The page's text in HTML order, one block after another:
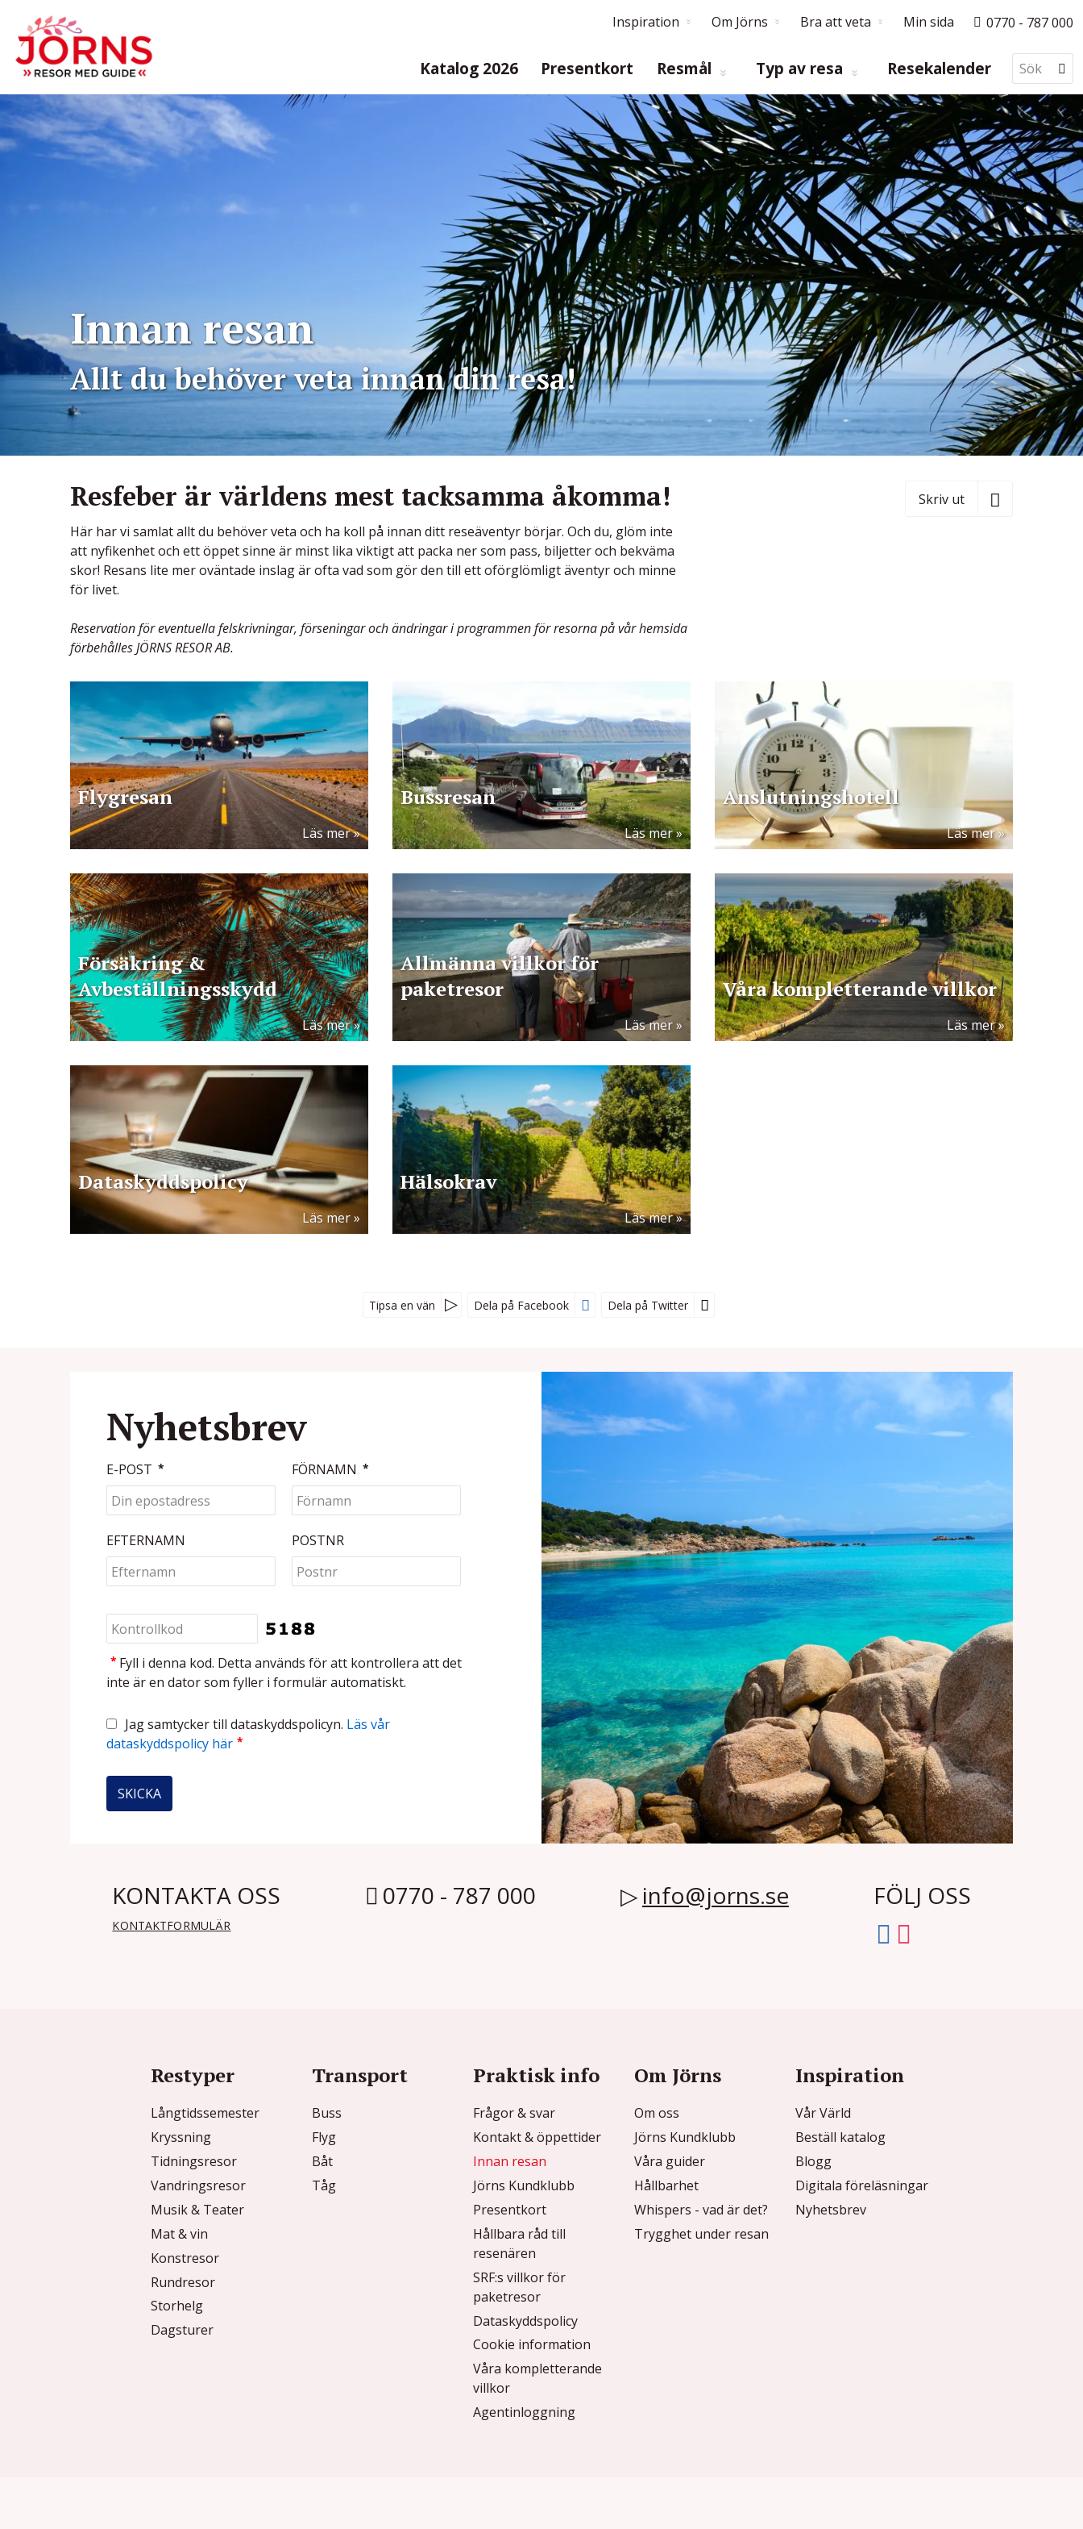
Inspiration Om Jörns Bra att veta Min sida 0770 - 787 000
Katalog 2026 Presentkort Resmål Typ av resa Resekalender
Innan resan
Allt du behöver veta innan din resa!
Resfeber är världens mest tacksamma åkomma!
Här har vi samlat allt du behöver veta och ha koll på innan ditt reseäventyr börjar. Och du, glöm inte
att nyfikenhet och ett öppet sinne är minst lika viktigt att packa ner som pass, biljetter och bekväma
skor! Resans lite mer oväntade inslag är ofta vad som gör den till ett oförglömligt äventyr och minne
för livet.
Reservation för eventuella felskrivningar, förseningar och ändringar i programmen för resorna på vår hemsida
förbehålles JÖRNS RESOR AB.
Skriv ut
Flygresan
Läs mer
Bussresan
Läs mer
Anslutningshotell
Läs mer
Försäkring &
Avbeställningsskydd
Läs mer
Allmänna villkor för
paketresor
Läs mer
Våra kompletterande villkor
Läs mer
Dataskyddspolicy
Läs mer
Hälsokrav
Läs mer
Tipsa en vän Dela på Facebook Dela på Twitter
Nyhetsbrev
E-POST * FÖRNAMN *
EFTERNAMN POSTNR
* Fyll i denna kod. Detta används för att kontrollera att det
inte är en dator som fyller i formulär automatiskt.
Jag samtycker till dataskyddspolicyn. Läs vår
dataskyddspolicy här *
KONTAKTA OSS
KONTAKTFORMULÄR
0770 - 787 000 info@jorns.se FÖLJ OSS
Restyper
Långtidssemester
Kryssning
Tidningsresor
Vandringsresor
Musik & Teater
Mat & vin
Konstresor
Rundresor
Storhelg
Dagsturer
Transport
Buss
Flyg
Båt
Tåg
Praktisk info
Frågor & svar
Kontakt & öppettider
Innan resan
Jörns Kundklubb
Presentkort
Hållbara råd till
resenären
SRF:s villkor för
paketresor
Dataskyddspolicy
Cookie information
Våra kompletterande
villkor
Agentinloggning
Om Jörns
Om oss
Jörns Kundklubb
Våra guider
Hållbarhet
Whispers - vad är det?
Trygghet under resan
Inspiration
Vår Värld
Beställ katalog
Blogg
Digitala föreläsningar
Nyhetsbrev